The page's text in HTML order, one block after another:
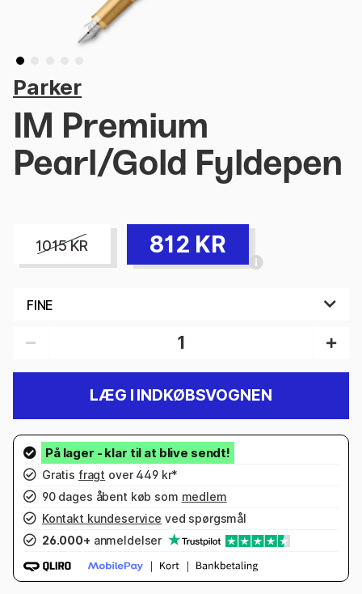
Parker
IM Premium
Pearl/Gold Fyldepen
1015KR 812 KR
LÆG I INDKØBSVOGNEN
Gratis fragt over 449 kr*
90 dages åbent køb som medlem
Kontakt kundeservice ved spørgsmål
26.000+ anmeldelser